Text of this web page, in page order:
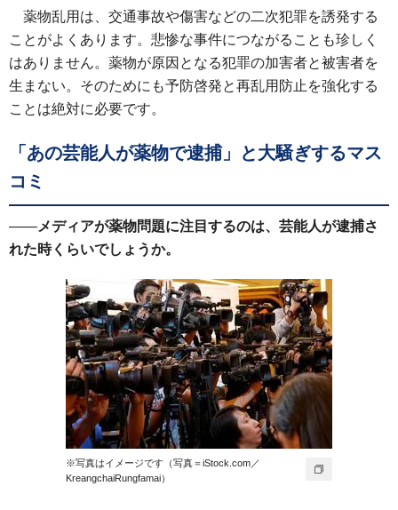
薬物乱用は、交通事故や傷害などの二次犯罪を誘発する
ことがよくあります。悲惨な事件につながることも珍しく
はありません。薬物が原因となる犯罪の加害者と被害者を
生まない。そのためにも予防啓発と再乱用防止を強化する
ことは絶対に必要です。
「あの芸能人が薬物で逮捕」と大騒ぎするマス
コミ
——メディアが薬物問題に注目するのは、芸能人が逮捕さ
れた時くらいでしょうか。
※写真はイメージです（写真＝iStock.com／
KreangchaiRungfamai）